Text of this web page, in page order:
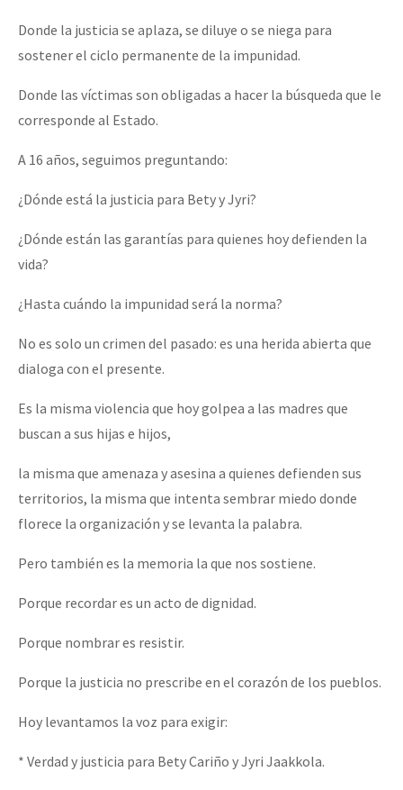
Donde la justicia se aplaza, se diluye o se niega para
sostener el ciclo permanente de la impunidad.
Donde las víctimas son obligadas a hacer la búsqueda que le
corresponde al Estado.
A 16 años, seguimos preguntando:
¿Dónde está la justicia para Bety y Jyri?
¿Dónde están las garantías para quienes hoy defienden la
vida?
¿Hasta cuándo la impunidad será la norma?
No es solo un crimen del pasado: es una herida abierta que
dialoga con el presente.
Es la misma violencia que hoy golpea a las madres que
buscan a sus hijas e hijos,
la misma que amenaza y asesina a quienes defienden sus
territorios, la misma que intenta sembrar miedo donde
florece la organización y se levanta la palabra.
Pero también es la memoria la que nos sostiene.
Porque recordar es un acto de dignidad.
Porque nombrar es resistir.
Porque la justicia no prescribe en el corazón de los pueblos.
Hoy levantamos la voz para exigir:
* Verdad y justicia para Bety Cariño y Jyri Jaakkola.